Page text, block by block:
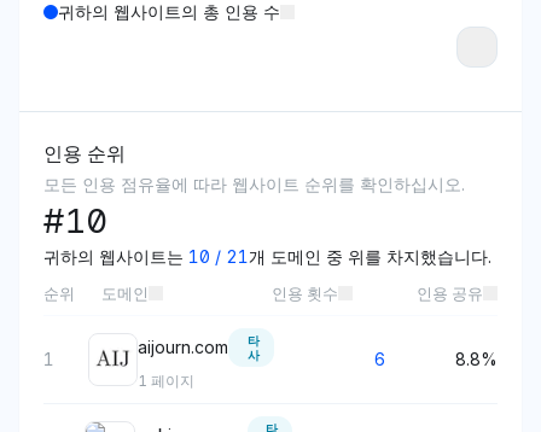
귀하의 웹사이트의 총 인용 수
인용 순위
모든 인용 점유율에 따라 웹사이트 순위를 확인하십시오.
#10
귀하의 웹사이트는 10 / 21개 도메인 중 위를 차지했습니다.
순위 도메인 인용 횟수 인용 공유
1
aijourn.com
타
사
1 페이지
6 8.8%
타